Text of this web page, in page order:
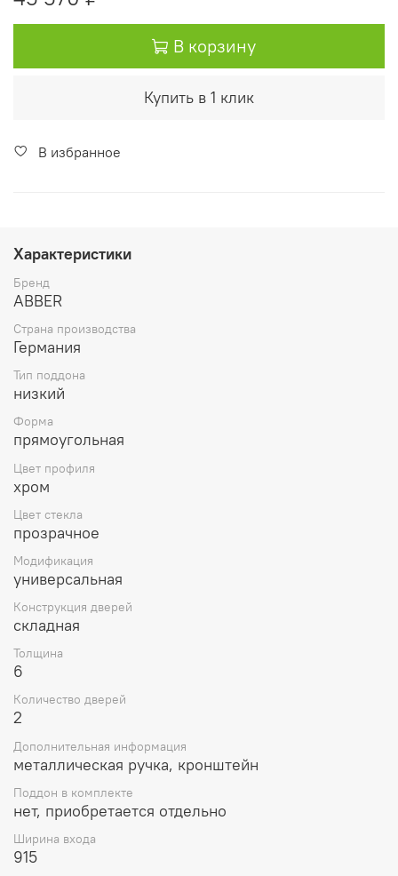
В корзину
Купить в 1 клик
В избранное
Характеристики
Бренд
ABBER
Страна производства
Германия
Тип поддона
низкий
Форма
прямоугольная
Цвет профиля
хром
Цвет стекла
прозрачное
Модификация
универсальная
Конструкция дверей
складная
Толщина
6
Количество дверей
2
Дополнительная информация
металлическая ручка, кронштейн
Поддон в комплекте
нет, приобретается отдельно
Ширина входа
915